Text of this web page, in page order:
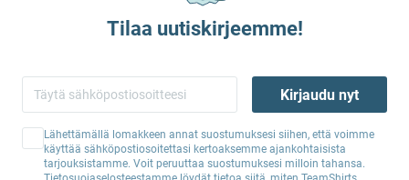
Tilaa uutiskirjeemme!
Kirjaudu nyt
Lähettämällä lomakkeen annat suostumuksesi siihen, että voimme
käyttää sähköpostiosoitettasi kertoaksemme ajankohtaisista
tarjouksistamme. Voit peruuttaa suostumuksesi milloin tahansa.